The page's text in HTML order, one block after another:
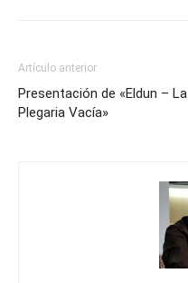
Artículo anterior
Presentación de «Eldun – La
Plegaria Vacía»